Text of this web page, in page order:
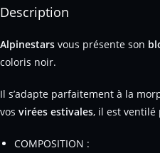
Description
Alpinestars vous présente son
coloris noir.
Il s’adapte parfaitement à la
vos virées estivales, il est ventilé
COMPOSITION :